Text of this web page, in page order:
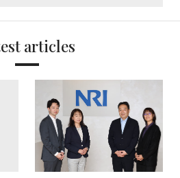
articles